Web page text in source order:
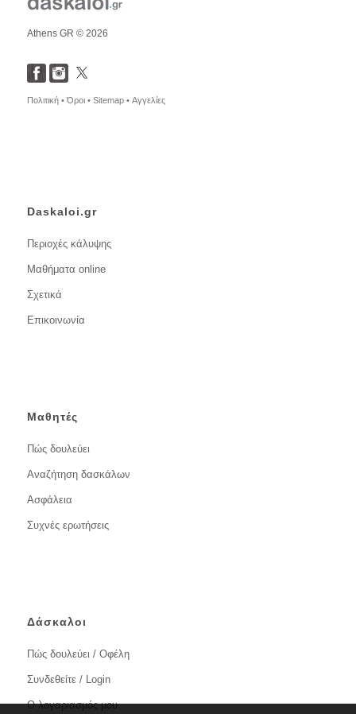
Athens GR © 2026
Πολιτική •Όροι • Sitemap • Αγγελίες
Daskaloi.gr
Περιοχές κάλυψης
Μαθήματα online
Σχετικά
Επικοινωνία
Μαθητές
Πώς δουλεύει
Αναζήτηση δασκάλων
Ασφάλεια
Συχνές ερωτήσεις
Δάσκαλοι
Πώς δουλεύει / Οφέλη
Συνδεθείτε / Login
Ο λογαριασμός μου